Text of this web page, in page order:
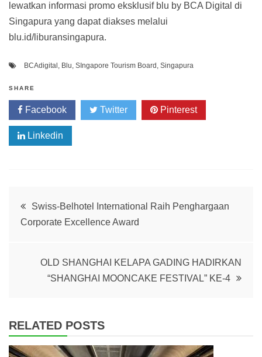
lewatkan informasi promo eksklusif blu by BCA Digital di
Singapura yang dapat diakses melalui
blu.id/liburansingapura.
BCAdigital , Blu, SIngapore Tourism Board , Singapura
SHARE
Facebook Twitter Pinterest
Linkedin
Post
navigation
Swiss-Belhotel International Raih Penghargaan
Corporate Excellence Award
OLD SHANGHAI KELAPA GADING HADIRKAN
“SHANGHAI MOONCAKE FESTIVAL” KE-4
RELATED POSTS